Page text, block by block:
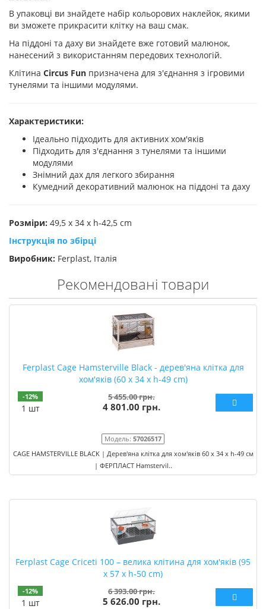
В упаковці ви знайдете набір кольорових наклейок, якими
ви зможете прикрасити клітку на ваш смак.
На піддоні та даху ви знайдете вже готовий малюнок,
нанесений з використанням передових технологій.
Клітина Circus Fun призначена для з'єднання з ігровими
тунелями та іншими модулями.
Характеристики:
Ідеально підходить для активних хом'яків
Підходить для з'єднання з тунелями та іншими
модулями
Знімний дах для легкого збирання
Кумедний декоративний малюнок на піддоні та даху
Розміри: 49,5 x 34 x h-42,5 cm
Інструкція по збірці
Виробник: Ferplast, Італія
Рекомендовані товари
Ferplast Cage Hamsterville Black - дерев'яна клітка для
хом'яків (60 x 34 x h-49 cm)
-12%
1 шт
5 455.00 грн.
4 801.00 грн.
Модель: 57026517
CAGE HAMSTERVILLE BLACK | Дерев'яна клітка для хом'яків 60 x 34 x h-49 см
| ФЕРПЛАСТ Hamstervil..
Ferplast Cage Criceti 100 – велика клітина для хом'яків (95
x 57 x h-50 cm)
-12%
1 шт
6 393.00 грн.
5 626.00 грн.